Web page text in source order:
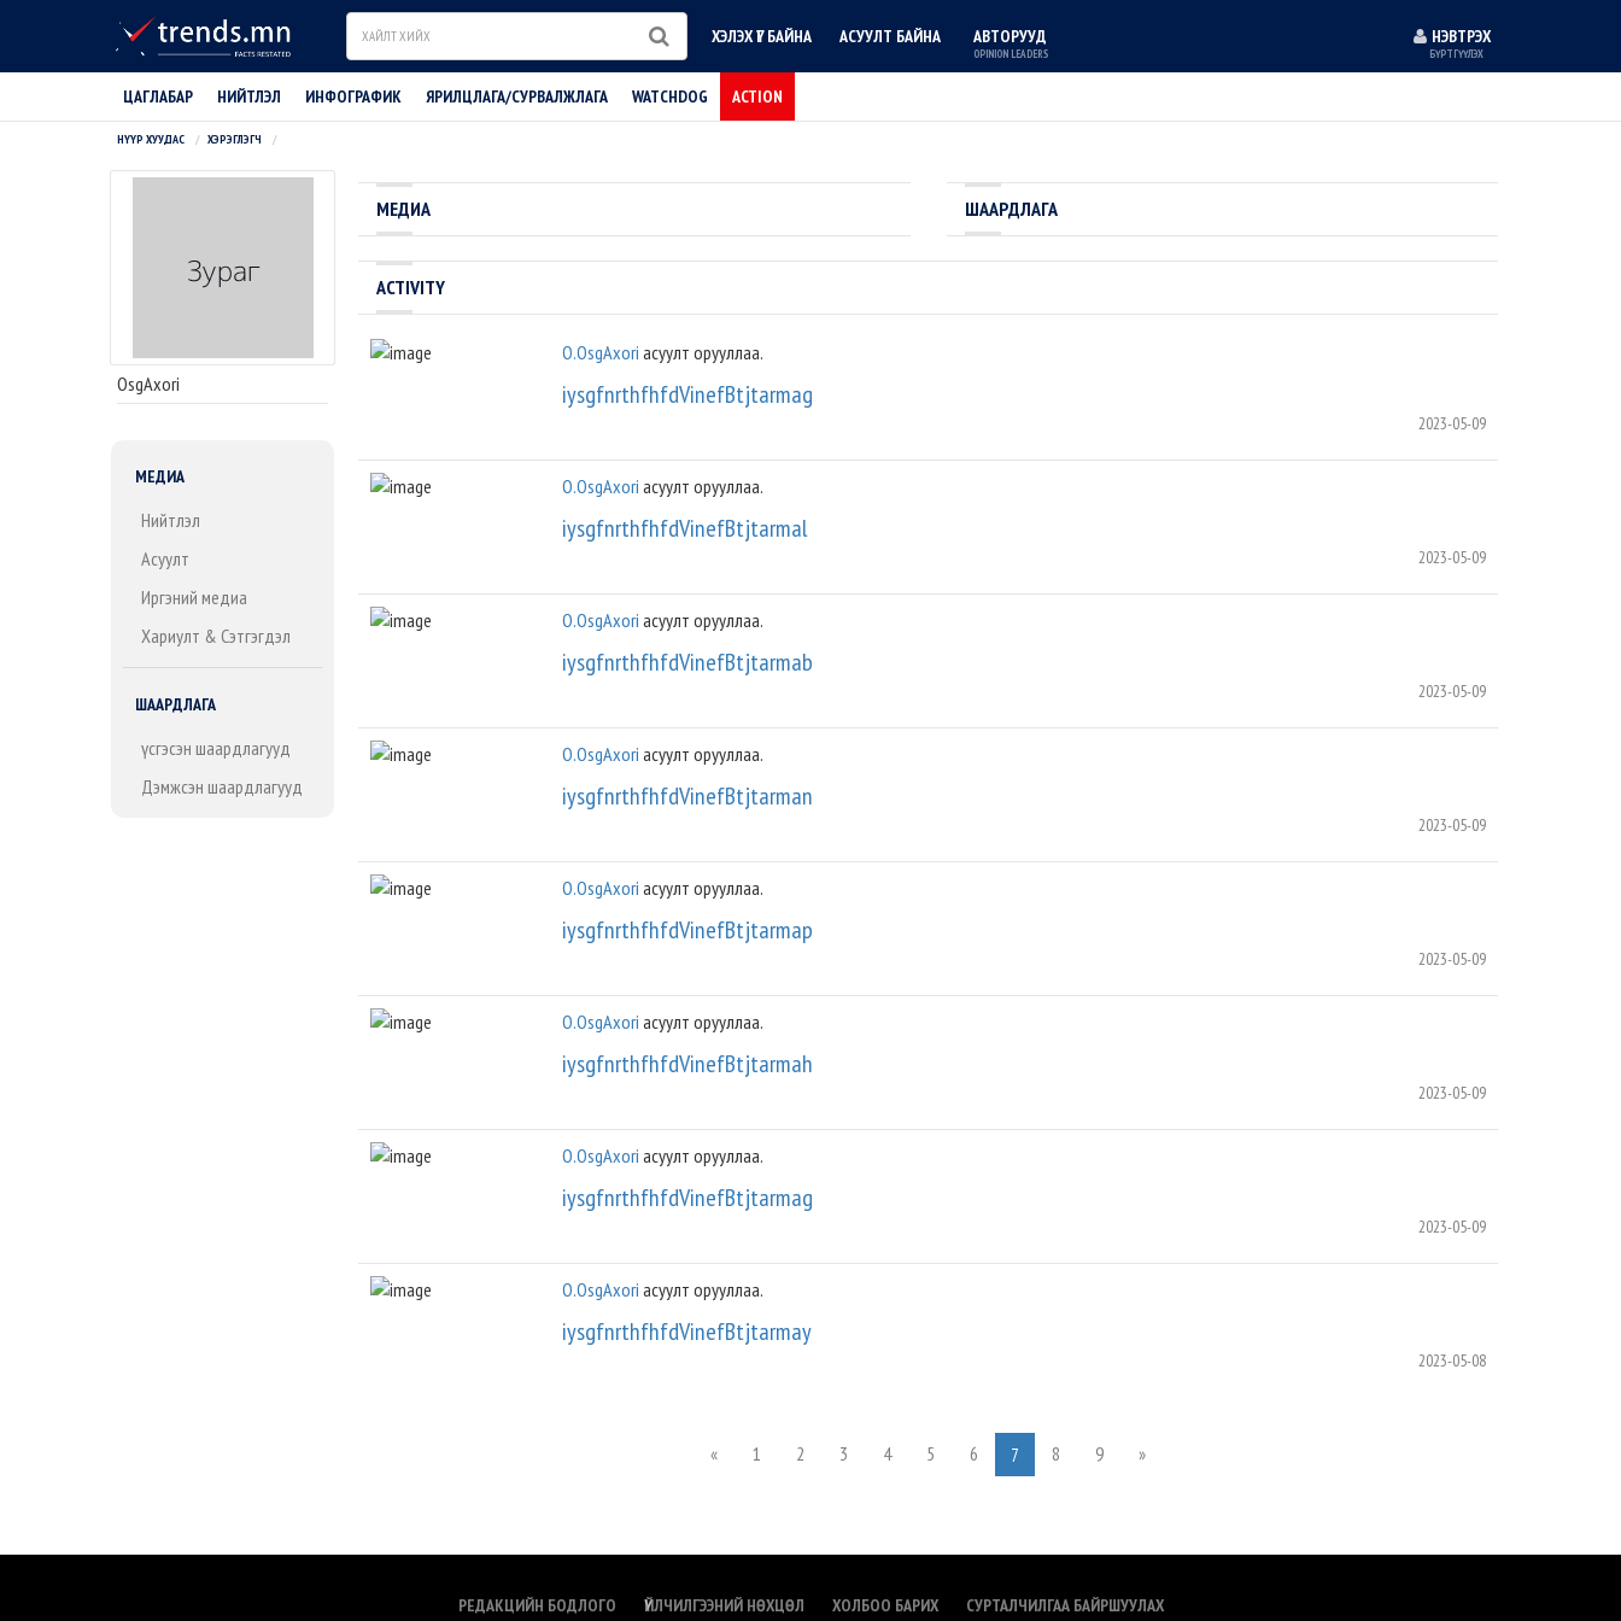
Search ХЭЛЭХ ҮГ БАЙНА АСУУЛТ БАЙНА АВТОРУУД
OPINION LEADERS
НЭВТРЭХ
БҮРТГҮҮЛЭХ
ЦАГЛАБАР НИЙТЛЭЛ ИНФОГРАФИК ЯРИЛЦЛАГА/СУРВАЛЖЛАГА WATCHDOG ACTION
НҮҮР ХУУДАС ХЭРЭГЛЭГЧ
OsgAxori
МЕДИА
Нийтлэл
Асуулт
Иргэний медиа
Хариулт & Сэтгэгдэл
ШААРДЛАГА
Үүсгэсэн шаардлагууд
Дэмжсэн шаардлагууд
МЕДИА ШААРДЛАГА
ACTIVITY
O.OsgAxori асуулт орууллаа.
iysgfnrthfhfdVinefBtjtarmag
2023-05-09
O.OsgAxori асуулт орууллаа.
iysgfnrthfhfdVinefBtjtarmal
2023-05-09
O.OsgAxori асуулт орууллаа.
iysgfnrthfhfdVinefBtjtarmab
2023-05-09
O.OsgAxori асуулт орууллаа.
iysgfnrthfhfdVinefBtjtarman
2023-05-09
O.OsgAxori асуулт орууллаа.
iysgfnrthfhfdVinefBtjtarmap
2023-05-09
O.OsgAxori асуулт орууллаа.
iysgfnrthfhfdVinefBtjtarmah
2023-05-09
O.OsgAxori асуулт орууллаа.
iysgfnrthfhfdVinefBtjtarmag
2023-05-09
O.OsgAxori асуулт орууллаа.
iysgfnrthfhfdVinefBtjtarmay
2023-05-08
« 1 2 3 4 5 6 7 8 9 »
РЕДАКЦИЙН БОДЛОГО ҮЙЛЧИЛГЭЭНИЙ НӨХЦӨЛ ХОЛБОО БАРИХ СУРТАЛЧИЛГАА БАЙРШУУЛАХ